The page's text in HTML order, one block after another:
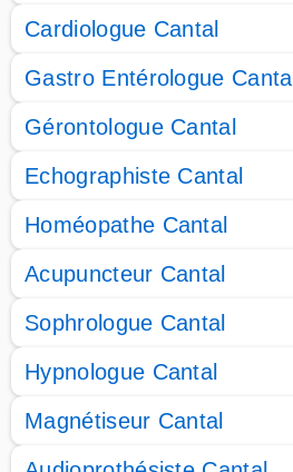
Cardiologue Cantal
Gastro Entérologue Cantal
Gérontologue Cantal
Echographiste Cantal
Homéopathe Cantal
Acupuncteur Cantal
Sophrologue Cantal
Hypnologue Cantal
Magnétiseur Cantal